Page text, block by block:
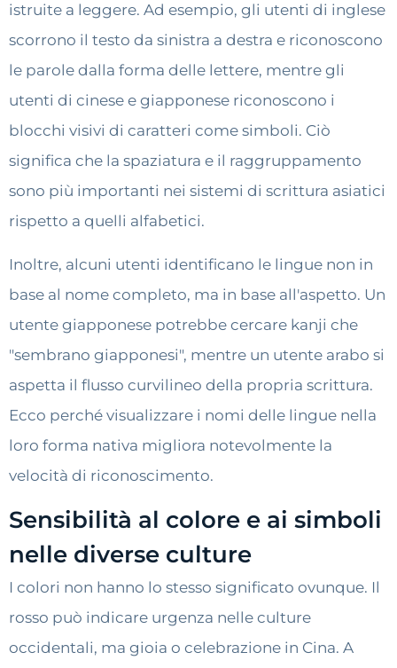
istruite a leggere. Ad esempio, gli utenti di inglese
scorrono il testo da sinistra a destra e riconoscono
le parole dalla forma delle lettere, mentre gli
utenti di cinese e giapponese riconoscono i
blocchi visivi di caratteri come simboli. Ciò
significa che la spaziatura e il raggruppamento
sono più importanti nei sistemi di scrittura asiatici
rispetto a quelli alfabetici.
Inoltre, alcuni utenti identificano le lingue non in
base al nome completo, ma in base all'aspetto. Un
utente giapponese potrebbe cercare kanji che
"sembrano giapponesi", mentre un utente arabo si
aspetta il flusso curvilineo della propria scrittura.
Ecco perché visualizzare i nomi delle lingue nella
loro forma nativa migliora notevolmente la
velocità di riconoscimento.
Sensibilità al colore e ai simboli
nelle diverse culture
I colori non hanno lo stesso significato ovunque. Il
rosso può indicare urgenza nelle culture
occidentali, ma gioia o celebrazione in Cina. A